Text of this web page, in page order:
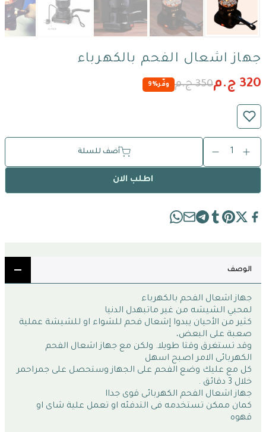
جهاز اشعال الفحم بالكهرباء
320 ج.م
350 ج.م وفّر9%
اطلب الان
أضف للسلة 1
الوصف
جهاز اشعال الفحم بالكهرباء
لمحبي الشيشه من غير ماتبهدل الدنيا
صعبة على البعض،
الكهربائى الامر اصبح اسهل
كل مع عليك وضع الفحم على الجهاز وستحصل على جمراحمر
خلال 3 دقائق .
جهاز اشعال الفحم الكهربائى قوى جداا
قهوه